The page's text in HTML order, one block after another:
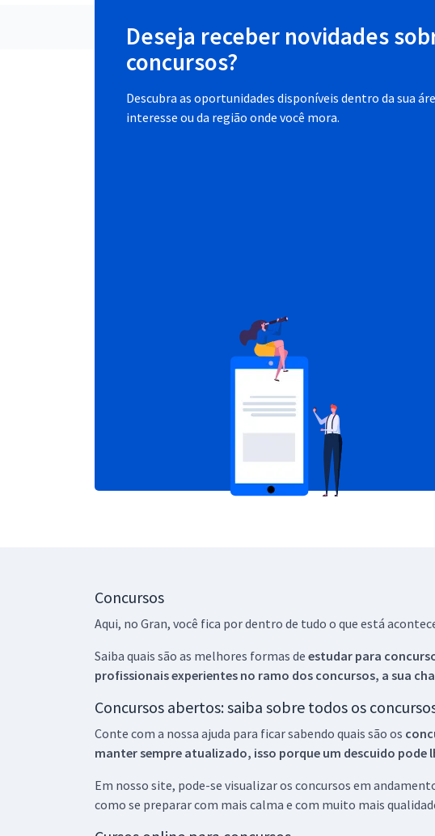
Deseja receber novidades
concursos?
Descubra as oportunidades disponíveis dentro da sua
interesse ou da região onde você mora.
Concursos
Aqui, no Gran, você fica por dentro de tudo o que está
Saiba quais são as melhores formas de estudar para
profissionais experientes no ramo dos concursos, a sua
Concursos abertos: saiba sobre todos os
Conte com a nossa ajuda para ficar sabendo quais são os
manter sempre atualizado, isso porque um descuido pode
Em nosso site, pode-se visualizar os concursos em
como se preparar com mais calma e com muito mais